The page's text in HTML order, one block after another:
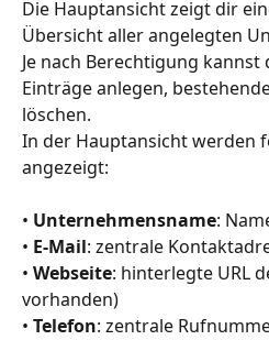
Die Hauptansicht zeigt dir
Übersicht aller angelegten
Je nach Berechtigung
Einträge anlegen,
löschen.
In der Hauptansicht werden
angezeigt:
• Unternehmensname:
• E-Mail: zentrale
• Webseite: hinterlegte URL
vorhanden)
• Telefon: zentrale